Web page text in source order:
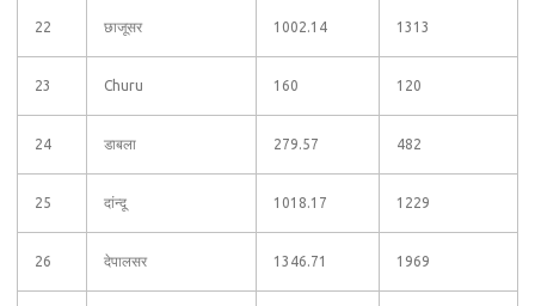
22 छाजूसर 1002.14 1313
23 Churu 160 120
24 डाबला 279.57 482
25 दांन्दू 1018.17 1229
26 देपालसर 1346.71 1969